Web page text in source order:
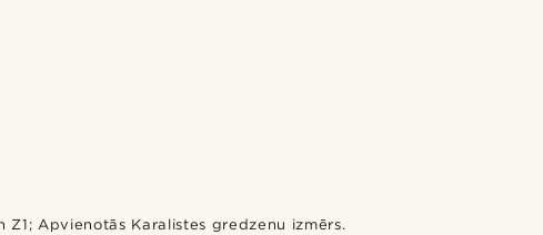
Apvienotās Karalistes gredzenu izmērs.